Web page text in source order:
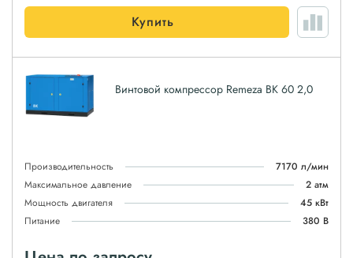
Купить
Винтовой компрессор Remeza ВК 60 2,0
Производительность
7170 л/мин
Максимальное давление
2 атм
Мощность двигателя
45 кВт
Питание
380 В